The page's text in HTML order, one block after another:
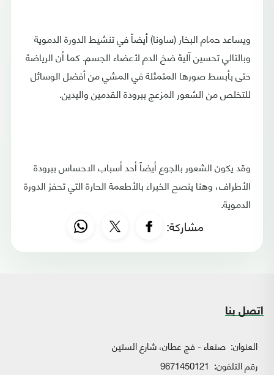
ويساعد حمام البخار (ساونا) أيضاً في تنشيط الدورة الدموية
وبالتالي تحسين آلية ضخ الدم لأعضاء الجسم. كما أن الرياضة
حتى بأبسط صورها المتمثلة في المشي من أفضل الوسائل
للتخلص من الشعور المزعج ببرودة القدمين واليدين.
وقد يكون الشعور بالجوع أيضاً أحد أسباب الاحساس ببرودة
الأطراف، وهنا ينصح الخبراء بالأطعمة الحارة التي تحفز الدورة
الدموية.
مشاركة:
اتصل بنا
العنوان: صنعاء - فج عطان، شارع الستين
رقم التلفون: 9671450121